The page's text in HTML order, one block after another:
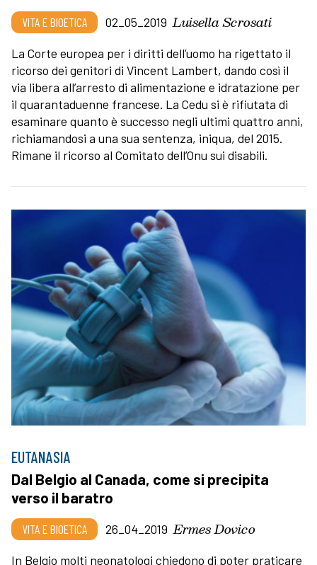
VITA E BIOETICA 02_05_2019 Luisella Scrosati
La Corte europea per i diritti dell’uomo ha rigettato il
ricorso dei genitori di Vincent Lambert, dando così il
via libera all’arresto di alimentazione e idratazione per
il quarantaduenne francese. La Cedu si è rifiutata di
esaminare quanto è successo negli ultimi quattro anni,
richiamandosi a una sua sentenza, iniqua, del 2015.
Rimane il ricorso al Comitato dell’Onu sui disabili.
EUTANASIA
Dal Belgio al Canada, come si precipita
verso il baratro
VITA E BIOETICA 26_04_2019 Ermes Dovico
In Belgio molti neonatologi chiedono di poter praticare